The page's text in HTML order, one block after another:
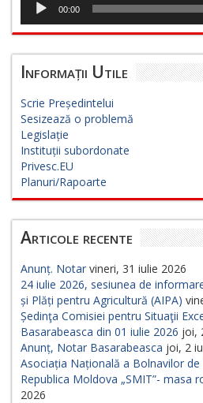
00:00
Informații Utile
Scrie Președintelui
Sesizează o problemă
Legislație
Instituții subordonate
Privesc.EU
Planuri/Rapoarte
Articole recente
Anunț. Notar vineri, 31 iulie 2026
24 iulie 2026, sesiunea de
și Plăți pentru Agricultură (AIPA)
Ședinţa Comisiei pentru Situaţii
Basarabeasca din 01 iulie 2026 joi,
Anunț, Notar Basarabeasca joi, 2
Asociația Națională a Bolnavilor de
Republica Moldova „SMIT”- masa
2026